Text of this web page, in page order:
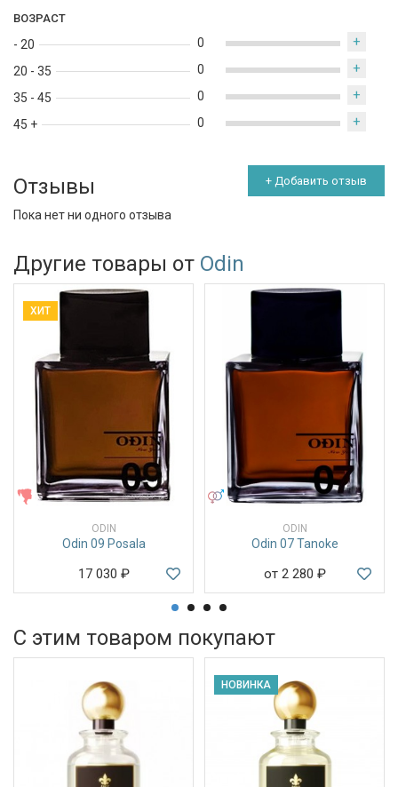
ВОЗРАСТ
- 20
20 - 35
35 - 45
45 +
0 +
0 +
0 +
0 +
Отзывы + Добавить отзыв
Пока нет ни одного отзыва
Другие товары от Odin
ХИТ
ЖЕНСКИЕ
ODIN
Odin 09 Posala
17 030 ₽
УНИСЕКС
ODIN
Odin 07 Tanoke
от 2 280 ₽
С этим товаром покупают
НОВИНКА